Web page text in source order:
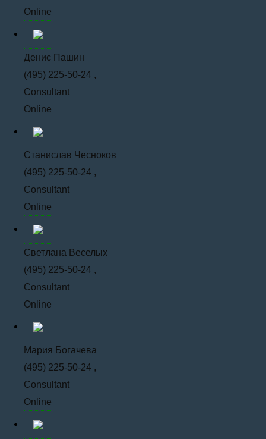
Online
Денис Пашин
(495) 225-50-24 ,
Consultant
Online
Станислав Чесноков
(495) 225-50-24 ,
Consultant
Online
Светлана Веселых
(495) 225-50-24 ,
Consultant
Online
Мария Богачева
(495) 225-50-24 ,
Consultant
Online